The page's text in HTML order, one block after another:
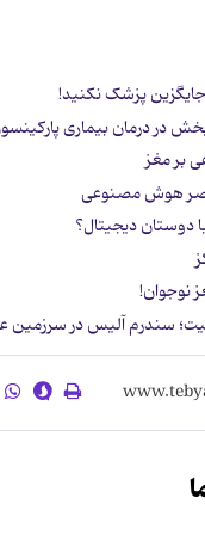
پزشک نکنید!
در درمان بیماری
بر مغز
عصر هوش مصنوعی
دوستان دیجیتال؟
نوجوان!
سندرم آلیس در سرزمین